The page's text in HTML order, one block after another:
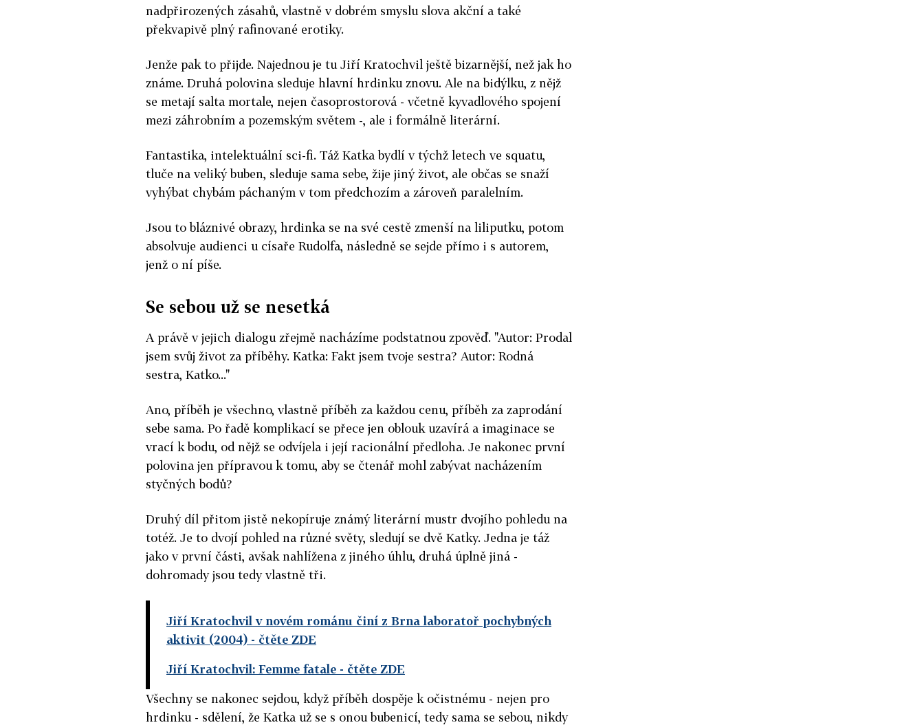
nadpřirozených zásahů, vlastně v dobrém smyslu slova akční a také
překvapivě plný rafinované erotiky.
Jenže pak to přijde. Najednou je tu Jiří Kratochvil ještě bizarnější, než jak ho
známe. Druhá polovina sleduje hlavní hrdinku znovu. Ale na bidýlku, z nějž
se metají salta mortale, nejen časoprostorová - včetně kyvadlového spojení
mezi záhrobním a pozemským světem -, ale i formálně literární.
Fantastika, intelektuální sci-fi. Táž Katka bydlí v týchž letech ve squatu,
tluče na veliký buben, sleduje sama sebe, žije jiný život, ale občas se snaží
vyhýbat chybám páchaným v tom předchozím a zároveň paralelním.
Jsou to bláznivé obrazy, hrdinka se na své cestě zmenší na liliputku, potom
absolvuje audienci u císaře Rudolfa, následně se sejde přímo i s autorem,
jenž o ní píše.
Se sebou už se nesetká
A právě v jejich dialogu zřejmě nacházíme podstatnou zpověď. "Autor: Prodal
jsem svůj život za příběhy. Katka: Fakt jsem tvoje sestra? Autor: Rodná
sestra, Katko..."
Ano, příběh je všechno, vlastně příběh za každou cenu, příběh za zaprodání
sebe sama. Po řadě komplikací se přece jen oblouk uzavírá a imaginace se
vrací k bodu, od nějž se odvíjela i její racionální předloha. Je nakonec první
polovina jen přípravou k tomu, aby se čtenář mohl zabývat nacházením
styčných bodů?
Druhý díl přitom jistě nekopíruje známý literární mustr dvojího pohledu na
totéž. Je to dvojí pohled na různé světy, sledují se dvě Katky. Jedna je táž
jako v první části, avšak nahlížena z jiného úhlu, druhá úplně jiná -
dohromady jsou tedy vlastně tři.
Jiří Kratochvil v novém románu činí z Brna laboratoř pochybných
aktivit (2004) - čtěte ZDE
Jiří Kratochvil: Femme fatale - čtěte ZDE
Všechny se nakonec sejdou, když příběh dospěje k očistnému - nejen pro
hrdinku - sdělení, že Katka už se s onou bubenicí, tedy sama se sebou, nikdy